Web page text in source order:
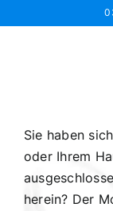
Inhalt
Sie haben
oder Ihrem
herein? Der